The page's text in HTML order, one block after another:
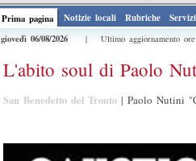
Prima pagina Notizie locali Rubriche
Servizi
giovedì 06/08/2026
| Ultimo aggiornamento ore
L'abito soul di Paolo
San Benedetto del Tronto| Paolo Nutini